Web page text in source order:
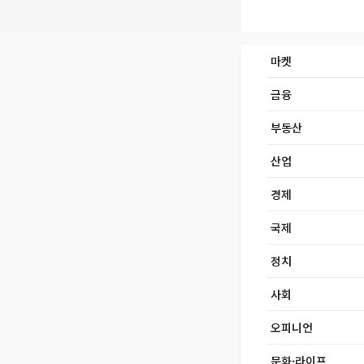
마켓
금융
부동산
산업
경제
국제
정치
사회
오피니언
문화·라이프